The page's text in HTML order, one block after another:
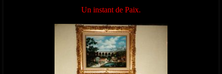
Un instant de Paix.